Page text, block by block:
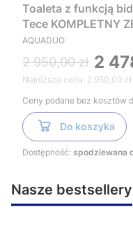
Toaleta z funkcją
Tece KOMPLETNY
AQUADUO
2 950,00 zł 2
Najniższa cena: 2 950,00 zł
Ceny podane bez kosztów
Do koszyka
Dostępność: spodziewana
Nasze bestsellery